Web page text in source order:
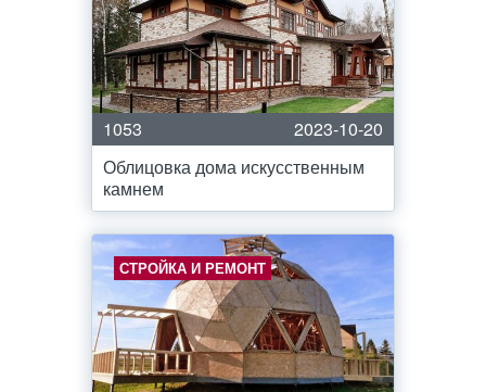
1053
2023-10-20
Облицовка дома искусственным
камнем
СТРОЙКА И РЕМОНТ